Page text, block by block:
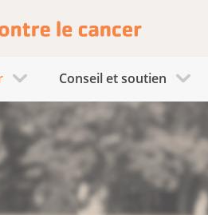
Conseil et soutien